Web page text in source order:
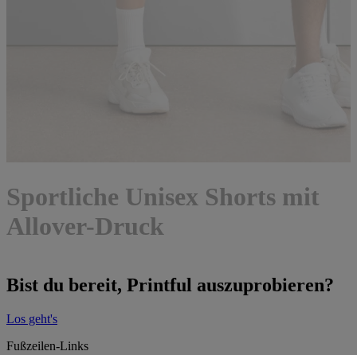
Sportliche Unisex Shorts mit
Allover-Druck
Bist du bereit, Printful auszuprobieren?
Los geht's
Fußzeilen-Links